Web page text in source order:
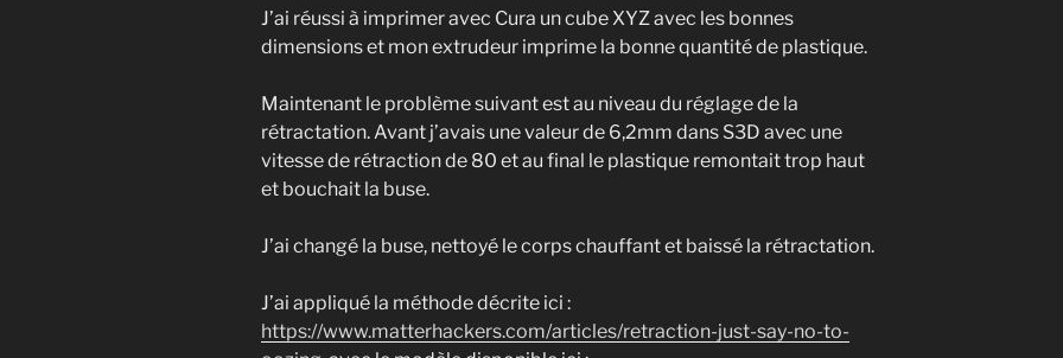
J’ai réussi à imprimer avec Cura un cube XYZ avec les bonnes
dimensions et mon extrudeur imprime la bonne quantité de plastique.
Maintenant le problème suivant est au niveau du réglage de la
rétractation. Avant j’avais une valeur de 6,2mm dans S3D avec une
vitesse de rétraction de 80 et au final le plastique remontait trop haut
et bouchait la buse.
J’ai changé la buse, nettoyé le corps chauffant et baissé la rétractation.
J’ai appliqué la méthode décrite ici :
https://www.matterhackers.com/articles/retraction-just-say-no-to-